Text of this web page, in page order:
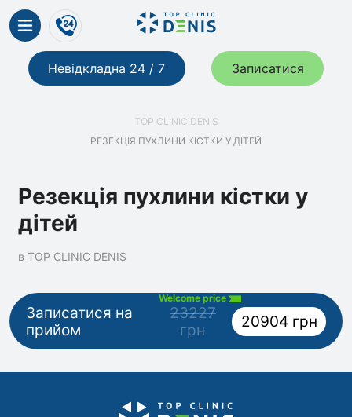
Невідкладна 24 / 7 Записатися
TOP CLINIC DENIS
РЕЗЕКЦІЯ ПУХЛИНИ КІСТКИ У ДІТЕЙ
Резекція пухлини кістки у
дітей
в TOP CLINIC DENIS
Записатися на
прийом
Welcome price
23227
грн
20904 грн